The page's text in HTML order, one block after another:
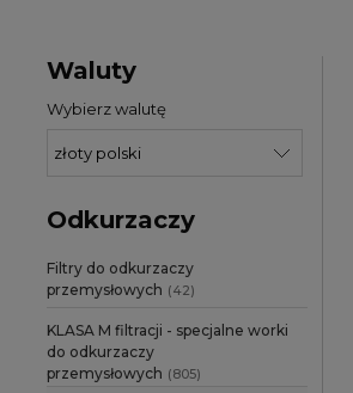
Waluty
Wybierz walutę
Odkurzaczy
Filtry do odkurzaczy
przemysłowych (42)
KLASA M filtracji - specjalne worki
do odkurzaczy
przemysłowych (805)